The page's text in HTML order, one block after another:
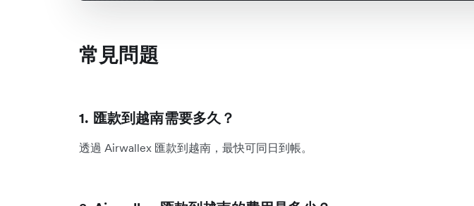
常見問題
1. 匯款到越南需要多久？
透過 Airwallex 匯款到越南，最快可同日到帳。